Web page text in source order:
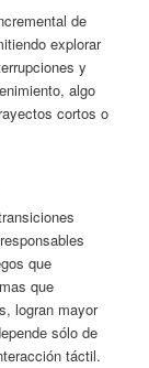
de
explorar
y
algo
cortos o
que
que
logran mayor
sólo de
táctil.